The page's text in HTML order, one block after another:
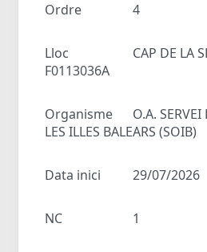
Ordre 4
Lloc
CAP DE LA
F0113036A
Organisme
O.A.
LES ILLES BALEARS (SOIB)
Data inici 29/07/2026
NC 1